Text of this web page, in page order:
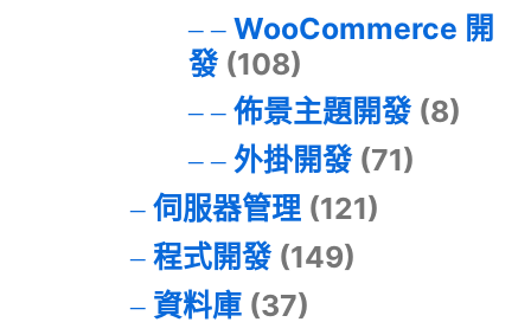
WooCommerce 開
發(108)
佈景主題開發(8)
外掛開發(71)
伺服器管理(121)
程式開發(149)
資料庫(37)